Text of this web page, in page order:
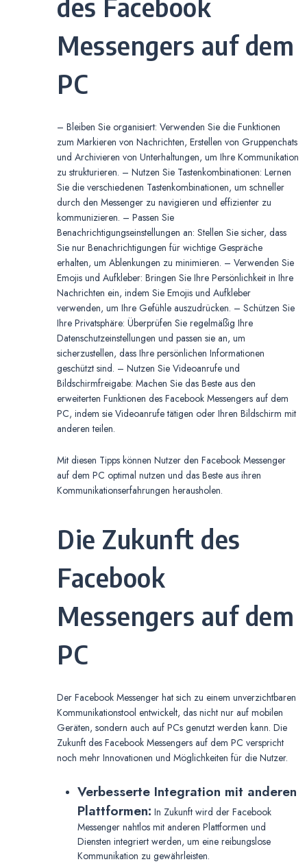
des Facebook
Messengers auf dem
PC
– Bleiben Sie organisiert: Verwenden Sie die Funktionen
zum Markieren von Nachrichten, Erstellen von Gruppenchats
und Archivieren von Unterhaltungen, um Ihre Kommunikation
zu strukturieren. – Nutzen Sie Tastenkombinationen: Lernen
Sie die verschiedenen Tastenkombinationen, um schneller
durch den Messenger zu navigieren und effizienter zu
kommunizieren. – Passen Sie
Benachrichtigungseinstellungen an: Stellen Sie sicher, dass
Sie nur Benachrichtigungen für wichtige Gespräche
erhalten, um Ablenkungen zu minimieren. – Verwenden Sie
Emojis und Aufkleber: Bringen Sie Ihre Persönlichkeit in Ihre
Nachrichten ein, indem Sie Emojis und Aufkleber
verwenden, um Ihre Gefühle auszudrücken. – Schützen Sie
Ihre Privatsphäre: Überprüfen Sie regelmäßig Ihre
Datenschutzeinstellungen und passen sie an, um
sicherzustellen, dass Ihre persönlichen Informationen
geschützt sind. – Nutzen Sie Videoanrufe und
Bildschirmfreigabe: Machen Sie das Beste aus den
erweiterten Funktionen des Facebook Messengers auf dem
PC, indem sie Videoanrufe tätigen oder Ihren Bildschirm mit
anderen teilen.
Mit diesen Tipps können Nutzer den Facebook Messenger
auf dem PC optimal nutzen und das Beste aus ihren
Kommunikationserfahrungen herausholen.
Die Zukunft des
Facebook
Messengers auf dem
PC
Der Facebook Messenger hat sich zu einem unverzichtbaren
Kommunikationstool entwickelt, das nicht nur auf mobilen
Geräten, sondern auch auf PCs genutzt werden kann. Die
Zukunft des Facebook Messengers auf dem PC verspricht
noch mehr Innovationen und Möglichkeiten für die Nutzer.
Verbesserte Integration mit anderen
Plattformen: In Zukunft wird der Facebook
Messenger nahtlos mit anderen Plattformen und
Diensten integriert werden, um eine reibungslose
Kommunikation zu gewährleisten.